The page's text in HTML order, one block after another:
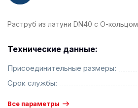
Раструб из латуни DN40 с О-кольцом
Технические данные:
Присоединительные размеры:
Срок службы:
Все параметры